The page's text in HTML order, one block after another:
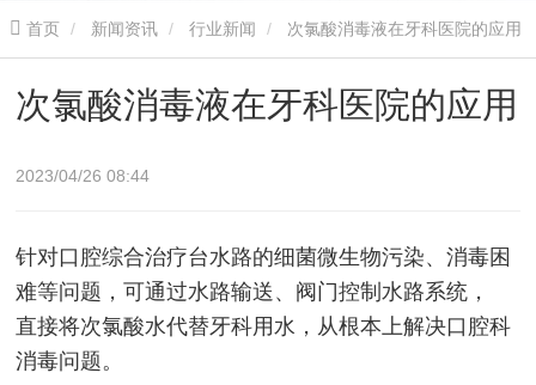
首页 新闻资讯 行业新闻 次氯酸消毒液在牙科医院的应用
次氯酸消毒液在牙科医院的应用
2023/04/26 08:44
针对口腔综合治疗台水路的细菌微生物污染、消毒困
难等问题，可通过水路输送、阀门控制水路系统，
直接将次氯酸水代替牙科用水，从根本上解决口腔科
消毒问题。